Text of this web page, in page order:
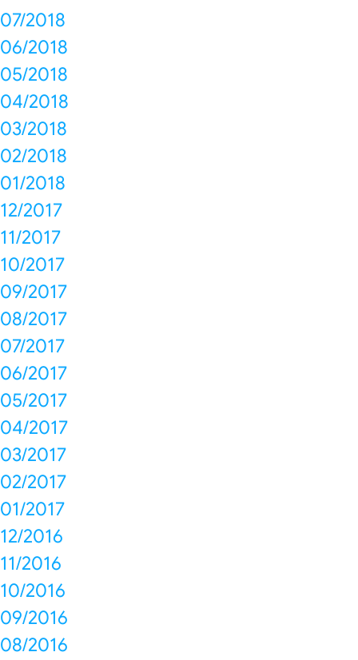
07/2018
06/2018
05/2018
04/2018
03/2018
02/2018
01/2018
12/2017
11/2017
10/2017
09/2017
08/2017
07/2017
06/2017
05/2017
04/2017
03/2017
02/2017
01/2017
12/2016
11/2016
10/2016
09/2016
08/2016